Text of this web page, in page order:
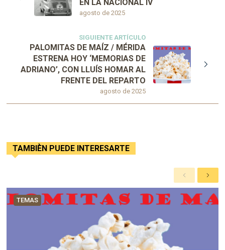
agosto de 2025
EN LA NACIONAL IV
SIGUIENTE ARTÍCULO
agosto de 2025
PALOMITAS DE MAÍZ / MÉRIDA
ESTRENA HOY ‘MEMORIAS DE
ADRIANO’, CON LLUÍS HOMAR AL
FRENTE DEL REPARTO
TAMBIÈN PUEDE INTERESARTE
A
n
t
e
S
i
u
TEMAS